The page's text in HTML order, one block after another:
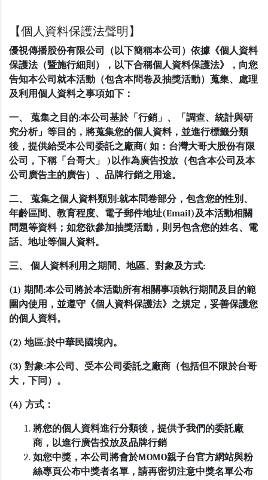
【個人資料保護法聲明】
優視傳播股份有限公司（以下簡稱本公司）依據《個人資料
保護法（暨施行細則），以下合稱個人資料保護法》，向您
告知本公司就本活動（包含本問卷及抽獎活動）蒐集、處理
及利用個人資料之事項如下：
一、 蒐集之目的:本公司基於「行銷」、「調查、統計與研
究分析」等目的，將蒐集您的個人資料，並進行標籤分類
後，提供給受本公司委託之廠商( 如：台灣大哥大股份有限
公司，下稱「台哥大」 )以作為廣告投放（包含本公司及本
公司廣告主的廣告）、品牌行銷之用途。
二、 蒐集之個人資料類別:就本問卷部分，包含您的性別、
年齡區間、教育程度、電子郵件地址(Email)及本活動相關
問題等資料；如您欲參加抽獎活動，則另包含您的姓名、電
話、地址等個人資料。
三、 個人資料利用之期間、地區、對象及方式:
(1) 期間:本公司將於本活動所有相關事項執行期間及目的範
圍內使用，並遵守《個人資料保護法》之規定，妥善保護您
的個人資料。
(2) 地區:於中華民國境內。
(3) 對象:本公司、受本公司委託之廠商（包括但不限於台哥
大，下同）。
(4) 方式：
將您的個人資料進行分類後，提供予我們的委託廠
商，以進行廣告投放及品牌行銷
如您中獎，本公司將會於MOMO親子台官方網站與粉
絲專頁公布中獎者名單，請再密切注意中獎名單公布